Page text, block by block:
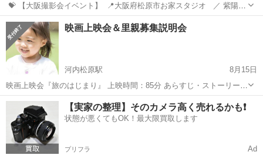
⁡ 💝 【大阪撮影会イベント】 ⁡ 📍大阪府松原市お家スタジオ ⁡ ⁡ ／ 紫陽花
フォトブース撮影会💠 ＼ ⁡ ⁡ 【日程】 6月10日(土)〜7/9(日) 毎日先着2
名！ ⁡ ⚠︎お受けできない日がございます。 ご了承...
大阪 松原市 高見ノ里駅 育児 撮影会
映画上映会＆里親募集説明会
河内松原駅
8月15日
映画上映会『旅のはじまり』 上映時間：85分 あらすじ・ストーリー
虐待やネグレクトで大人を信じられなくなった子どもたちや、それら
を普通と思う子どもたち。施設やNPOで活動する大人たちは、そんな
子どもの心に寄り添お...
大阪 松原市 河内松原駅 子ども
【実家の整理】そのカメラ高く売れるかも❗️
状態が悪くてもOK！最大限買取します
プリフラ Ad